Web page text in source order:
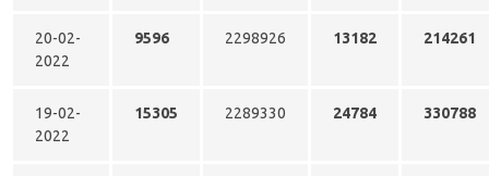
20-02-
2022
9596 2298926 13182 214261
19-02-
2022
15305 2289330 24784 330788